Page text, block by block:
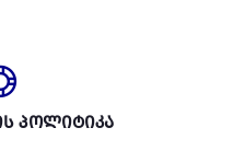
პოლიტიკა